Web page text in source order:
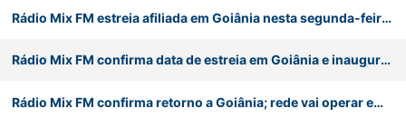
Rádio Mix FM estreia afiliada em Goiânia nesta segunda-feira (2)
Rádio Mix FM confirma data de estreia em Goiânia e inauguração na região de Bauru (SP)
Rádio Mix FM confirma retorno a Goiânia; rede vai operar em 106.1 FM